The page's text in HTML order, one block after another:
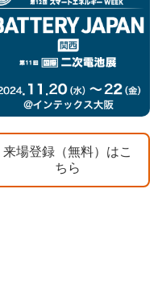
来場登録（無料）はこ
ちら